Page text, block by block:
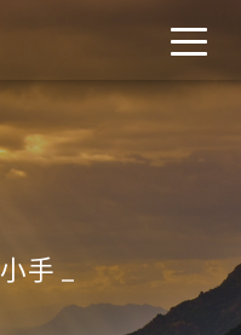
手_